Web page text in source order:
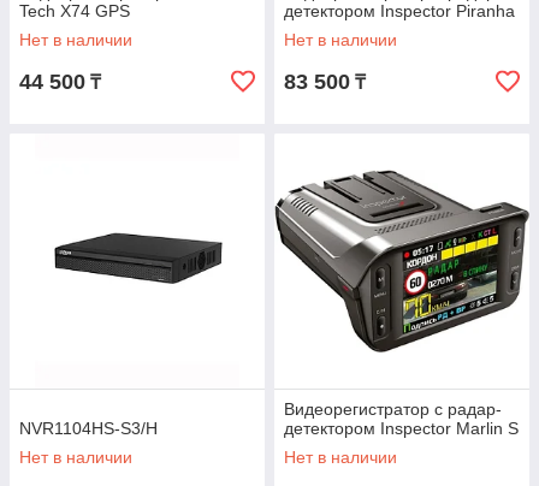
Tech X74 GPS
Нет в наличии
44 500 ₸
детектором Inspector Piranha
Нет в наличии
83 500 ₸
NVR1104HS-S3/H
Нет в наличии
Видеорегистратор с радар-
детектором Inspector Marlin S
Нет в наличии